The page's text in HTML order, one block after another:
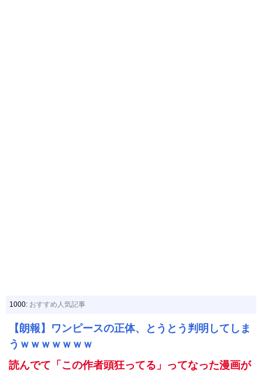
1000: おすすめ人気記事
【朗報】ワンピースの正体、とうとう判明してしま
うｗｗｗｗｗｗｗ
読んでて「この作者頭狂ってる」ってなった漫画が